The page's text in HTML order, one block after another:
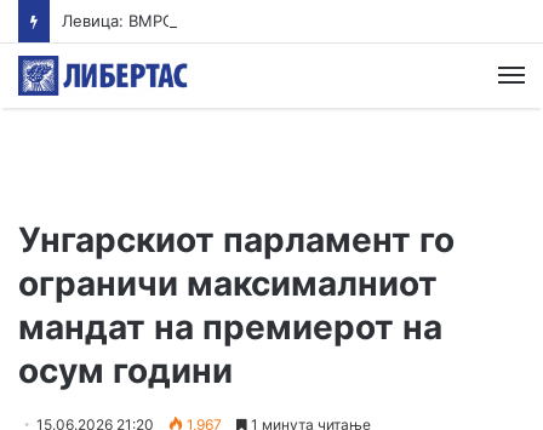
Унгарскиот парламент го
ограничи максималниот
мандат на премиерот на
осум години
15.06.2026 21:20 1,967 1 минута читање